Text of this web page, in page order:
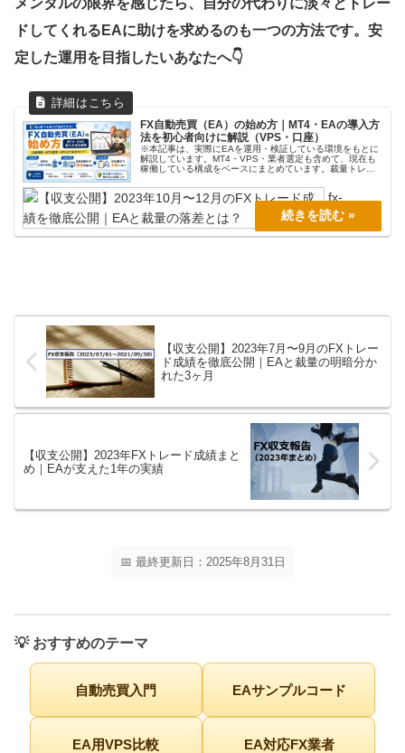
ドしてくれるEAに助けを求めるのも一つの方法です。安
定した運用を目指したいあなたへ👇
FX自動売買（EA）の始め方｜MT4・EAの導入方
法を初心者向けに解説（VPS・口座）
※本記事は、実際にEAを運用・検証している環境をもとに
解説しています。MT4・VPS・業者選定も含めて、現在も
稼働している構成をベースにまとめています。裁量トレー
かったりする場合、決めたル...
fx-
prog.com
【収支公開】2023年7月〜9月のFXトレー
ド成績を徹底公開｜EAと裁量の明暗分か
れた3ヶ月
【収支公開】2023年FXトレード成績まと
め｜EAが支えた1年の実績
📅 最終更新日：2025年8月31日
💡 おすすめのテーマ
自動売買入門 EAサンプルコード
EA用VPS比較 EA対応FX業者